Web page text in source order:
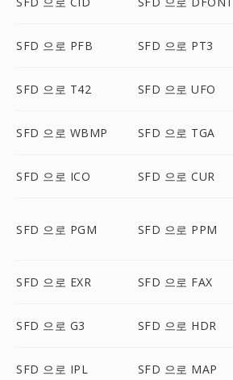
SFD 으로 PFB SFD 으로 PT3
SFD 으로 T42 SFD 으로 UFO
SFD 으로 WBMP SFD 으로 TGA
SFD 으로 ICO SFD 으로 CUR
SFD 으로 PGM SFD 으로 PPM
SFD 으로 EXR SFD 으로 FAX
SFD 으로 G3 SFD 으로 HDR
SFD 으로 IPL SFD 으로 MAP